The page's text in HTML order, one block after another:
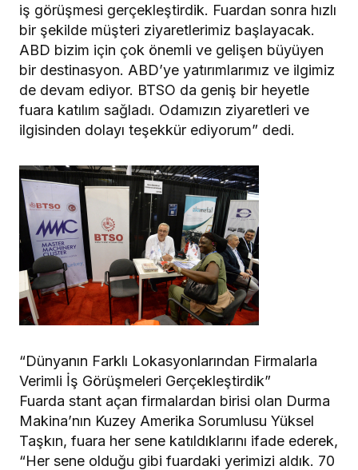
iş görüşmesi gerçekleştirdik. Fuardan sonra hızlı
bir şekilde müşteri ziyaretlerimiz başlayacak.
ABD bizim için çok önemli ve gelişen büyüyen
bir destinasyon. ABD’ye yatırımlarımız ve ilgimiz
de devam ediyor. BTSO da geniş bir heyetle
fuara katılım sağladı. Odamızın ziyaretleri ve
ilgisinden dolayı teşekkür ediyorum” dedi.
“Dünyanın Farklı Lokasyonlarından Firmalarla
Verimli İş Görüşmeleri Gerçekleştirdik”
Fuarda stant açan firmalardan birisi olan Durma
Makina’nın Kuzey Amerika Sorumlusu Yüksel
Taşkın, fuara her sene katıldıklarını ifade ederek,
“Her sene olduğu gibi fuardaki yerimizi aldık. 70